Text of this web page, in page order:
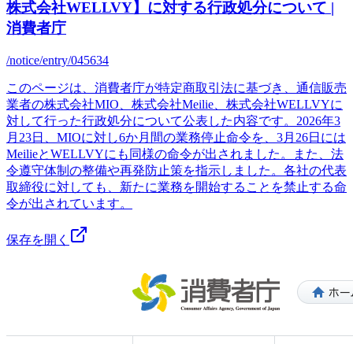
株式会社WELLVY】に対する行政処分について |
消費者庁
/notice/entry/045634
このページは、消費者庁が特定商取引法に基づき、通信販売
業者の株式会社MIO、株式会社Meilie、株式会社WELLVYに
対して行った行政処分について公表した内容です。2026年3
月23日、MIOに対し6か月間の業務停止命令を、3月26日には
MeilieとWELLVYにも同様の命令が出されました。また、法
令遵守体制の整備や再発防止策を指示しました。各社の代表
取締役に対しても、新たに業務を開始することを禁止する命
令が出されています。
保存を開く